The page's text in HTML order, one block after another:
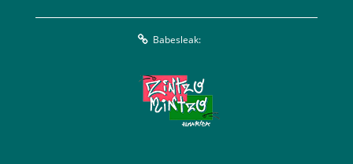
Babesleak: